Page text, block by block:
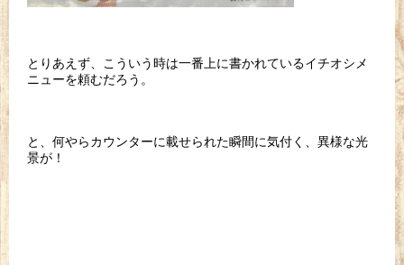
とりあえず、こういう時は一番上に書かれているイチオシメ
ニューを頼むだろう。
と、何やらカウンターに載せられた瞬間に気付く、異様な光
景が！